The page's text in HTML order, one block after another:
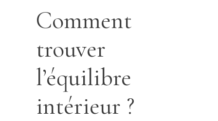
Comment
trouver
l’équilibre
intérieur ?